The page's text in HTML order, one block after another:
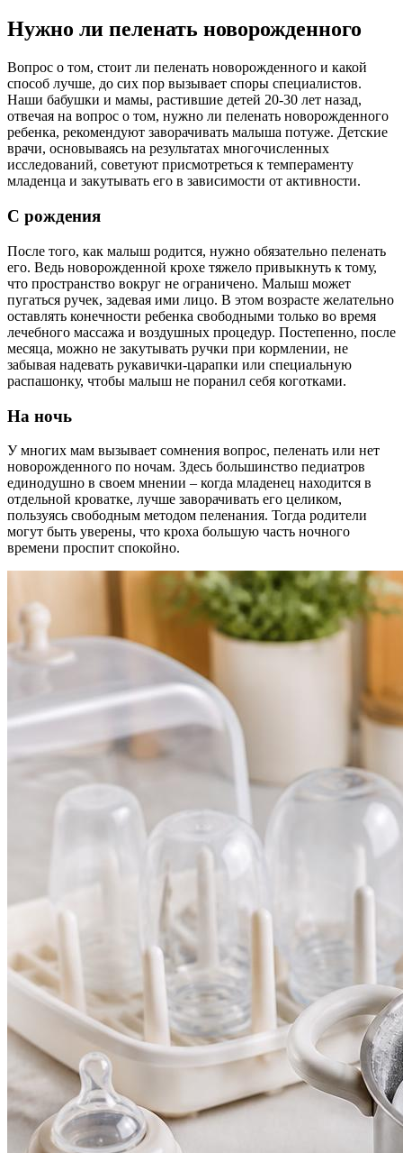
Нужно ли пеленать новорожденного
Вопрос о том, стоит ли пеленать новорожденного и какой
способ лучше, до сих пор вызывает споры специалистов.
Наши бабушки и мамы, растившие детей 20-30 лет назад,
отвечая на вопрос о том, нужно ли пеленать новорожденного
ребенка, рекомендуют заворачивать малыша потуже. Детские
врачи, основываясь на результатах многочисленных
исследований, советуют присмотреться к темпераменту
младенца и закутывать его в зависимости от активности.
С рождения
После того, как малыш родится, нужно обязательно пеленать
его. Ведь новорожденной крохе тяжело привыкнуть к тому,
что пространство вокруг не ограничено. Малыш может
пугаться ручек, задевая ими лицо. В этом возрасте желательно
оставлять конечности ребенка свободными только во время
лечебного массажа и воздушных процедур. Постепенно, после
месяца, можно не закутывать ручки при кормлении, не
забывая надевать рукавички-царапки или специальную
распашонку, чтобы малыш не поранил себя коготками.
На ночь
У многих мам вызывает сомнения вопрос, пеленать или нет
новорожденного по ночам. Здесь большинство педиатров
единодушно в своем мнении – когда младенец находится в
отдельной кроватке, лучше заворачивать его целиком,
пользуясь свободным методом пеленания. Тогда родители
могут быть уверены, что кроха большую часть ночного
времени проспит спокойно.